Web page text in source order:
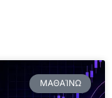
ΜΑΘΑΊΝΩ